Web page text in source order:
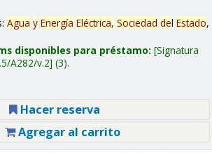
Agua y Energía Eléctrica, Sociedad del Estado,
disponibles para préstamo: Signatura
A282/v.2 (3).
Hacer reserva
Agregar al carrito